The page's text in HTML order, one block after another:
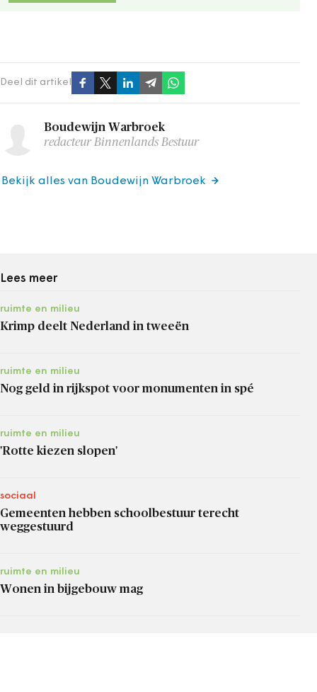
Deel dit artikel
Boudewijn Warbroek
redacteur Binnenlands Bestuur
Bekijk alles van Boudewijn Warbroek
Lees meer
ruimte en milieu
Krimp deelt Nederland in tweeën
ruimte en milieu
Nog geld in rijkspot voor monumenten in spé
ruimte en milieu
'Rotte kiezen slopen'
sociaal
Gemeenten hebben schoolbestuur terecht
weggestuurd
ruimte en milieu
Wonen in bijgebouw mag